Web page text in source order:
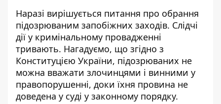
Наразі вирішується питання про обрання
підозрюваним запобіжних заходів. Слідчі
дії у кримінальному провадженні
тривають. Нагадуємо, що згідно з
Конституцією України, підозрюваних не
можна вважати злочинцями і винними у
правопорушенні, доки їхня провина не
доведена у суді у законному порядку.